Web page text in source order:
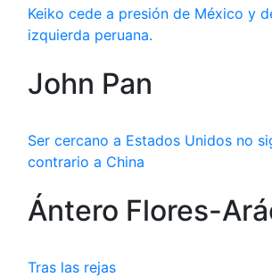
Keiko cede a presión de México y
izquierda peruana.
John Pan
Ser cercano a Estados Unidos no
contrario a China
Ántero Flores-
Tras las rejas